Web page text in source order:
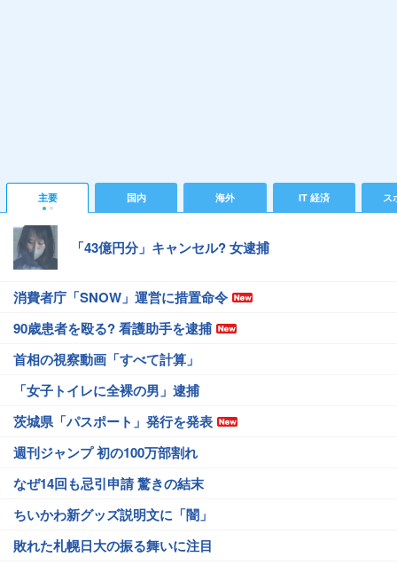
主要 国内 海外 IT 経済 ス
「43億円分」キャンセル? 女逮捕
消費者庁「SNOW」運営に措置命令
90歳患者を殴る? 看護助手を逮捕
首相の視察動画「すべて計算」
「女子トイレに全裸の男」逮捕
茨城県「パスポート」発行を発表
週刊ジャンプ 初の100万部割れ
なぜ14回も忌引申請 驚きの結末
ちいかわ新グッズ説明文に「闇」
敗れた札幌日大の振る舞いに注目